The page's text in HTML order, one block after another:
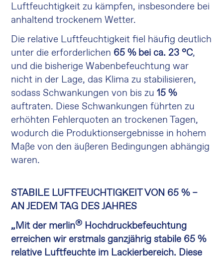
Luftfeuchtigkeit zu kämpfen, insbesondere bei
anhaltend trockenem Wetter.
Die relative Luftfeuchtigkeit fiel häufig deutlich
unter die erforderlichen 65 % bei ca. 23 °C,
und die bisherige Wabenbefeuchtung war
nicht in der Lage, das Klima zu stabilisieren,
sodass Schwankungen von bis zu15 %
auftraten. Diese Schwankungen führten zu
erhöhten Fehlerquoten an trockenen Tagen,
wodurch die Produktionsergebnisse in hohem
Maße von den äußeren Bedingungen abhängig
waren.
STABILE LUFTFEUCHTIGKEIT VON 65 % –
AN JEDEM TAG DES JAHRES
„Mit der merlin® Hochdruckbefeuchtung
erreichen wir erstmals ganzjährig stabile 65 %
relative Luftfeuchte im Lackierbereich. Diese